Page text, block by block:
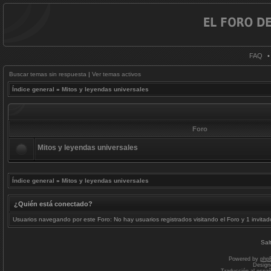
FAQ •
Buscar temas sin respuesta | Ver temas activos
Índice general » Mitos y leyendas universales
Foro
Mitos y leyendas universales
Índice general » Mitos y leyendas universales
¿Quién está conectado?
Usuarios navegando por este Foro: No hay usuarios registrados visitando el Foro y 1
Powered by